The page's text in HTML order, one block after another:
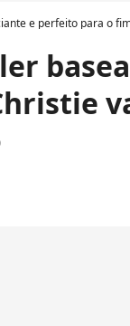
e perfeito para o